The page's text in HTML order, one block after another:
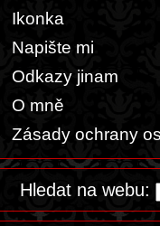
Ikonka
Napište mi
Odkazy jinam
O mně
Zásady ochrany
Hledat na webu: